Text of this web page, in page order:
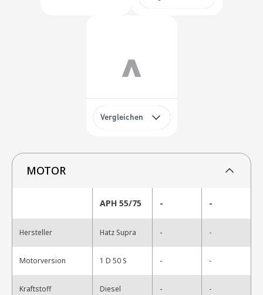
Vergleichen
MOTOR
APH 55/75 - -
Hersteller Hatz Supra - -
Motorversion 1 D 50 S - -
Kraftstoff Diesel - -